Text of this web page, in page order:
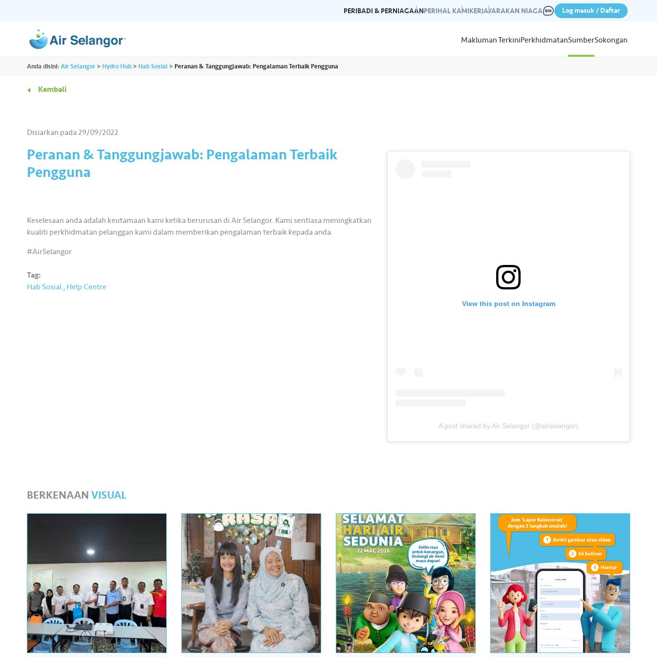
PERIBADI & PERNIAGAANPERIHAL KAMIKERJAYARAKAN NIAGA Log masuk / Daftar
Makluman TerkiniPerkhidmatanSumberSokongan
Sumber
semua kami dan dapatkan lebih banyak
Anda disini: Air Selangor > Hydro Hub > Hab Sosial > Peranan & Tanggungjawab: Pengalaman Terbaik Pengguna
Kembali
Disiarkan pada29/09/2022
Peranan & Tanggungjawab: Pengalaman Terbaik
Pengguna
Keselesaan anda adalah keutamaan kami ketika berurusan di Air Selangor. Kami sentiasa meningkatkan
kualiti perkhidmatan pelanggan kami dalam memberikan pengalaman terbaik kepada anda.
#AirSelangor
Tag:
Hab Sosial , Help Centre
View this post on Instagram
A post shared by Air Selangor (@airselangor)
BERKENAANVISUAL
ALL
Media